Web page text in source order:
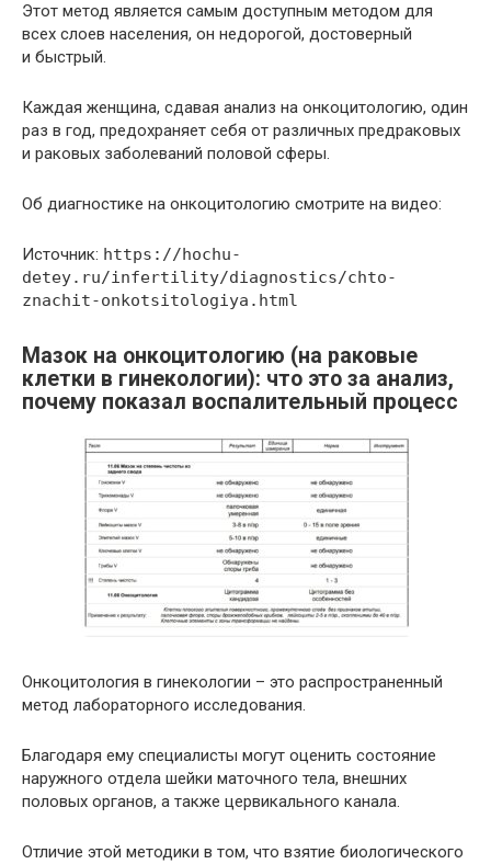
Этот метод является самым доступным методом для
всех слоев населения, он недорогой, достоверный
и быстрый.
Каждая женщина, сдавая анализ на онкоцитологию, один
раз в год, предохраняет себя от различных предраковых
и раковых заболеваний половой сферы.
Об диагностике на онкоцитологию смотрите на видео:
Источник: https://hochu-
detey.ru/infertility/diagnostics/chto-
znachit-onkotsitologiya.html
Мазок на онкоцитологию (на раковые
клетки в гинекологии): что это за анализ,
почему показал воспалительный процесс
Онкоцитология в гинекологии – это распространенный
метод лабораторного исследования.
Благодаря ему специалисты могут оценить состояние
наружного отдела шейки маточного тела, внешних
половых органов, а также цервикального канала.
Отличие этой методики в том, что взятие биологического